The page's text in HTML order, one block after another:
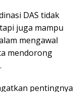
DAS tidak
juga mampu
mengawal
mendorong
pentingnya